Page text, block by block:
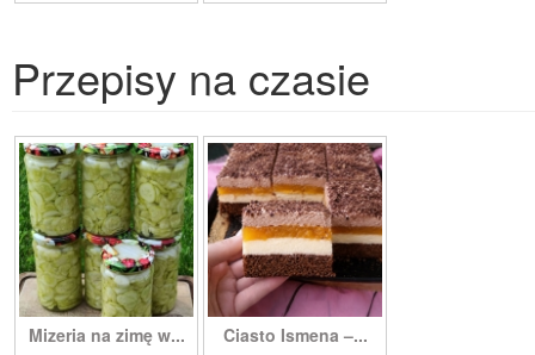
Przepisy na czasie
Mizeria na zimę w... Ciasto Ismena –...